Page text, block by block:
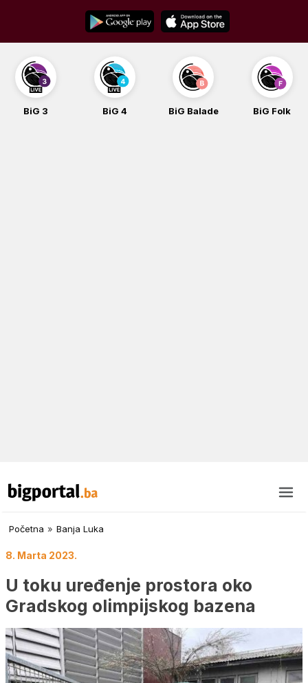
content
BiG 3 BiG 4 BiG Balade BiG Folk
Početna » Banja Luka
8. Marta 2023.
U toku uređenje prostora oko
Gradskog olimpijskog bazena